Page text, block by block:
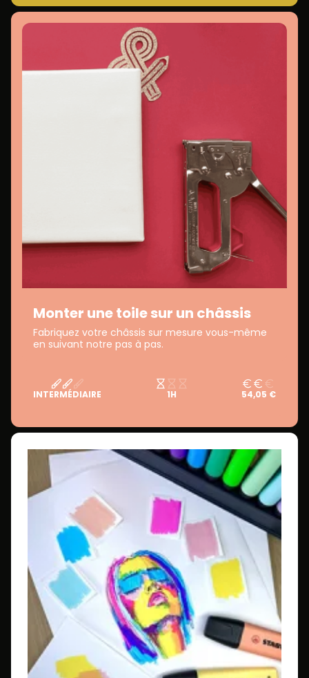
Monter une toile sur un châssis
Fabriquez votre châssis sur mesure vous-même
en suivant notre pas à pas.
INTERMÉDIAIRE 1H 54,05 €